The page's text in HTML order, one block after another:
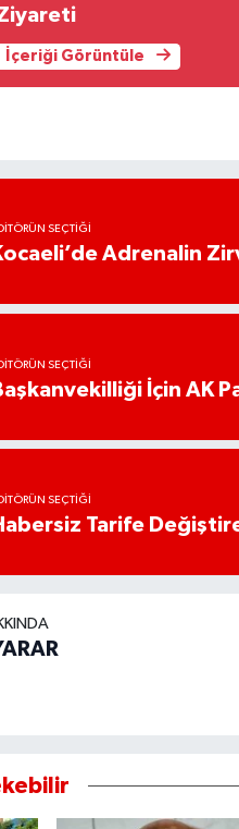
İçeriği Görüntüle
SEÇTIĞI
Adrenalin
SEÇTIĞI
İçin AK
SEÇTIĞI
Tarife